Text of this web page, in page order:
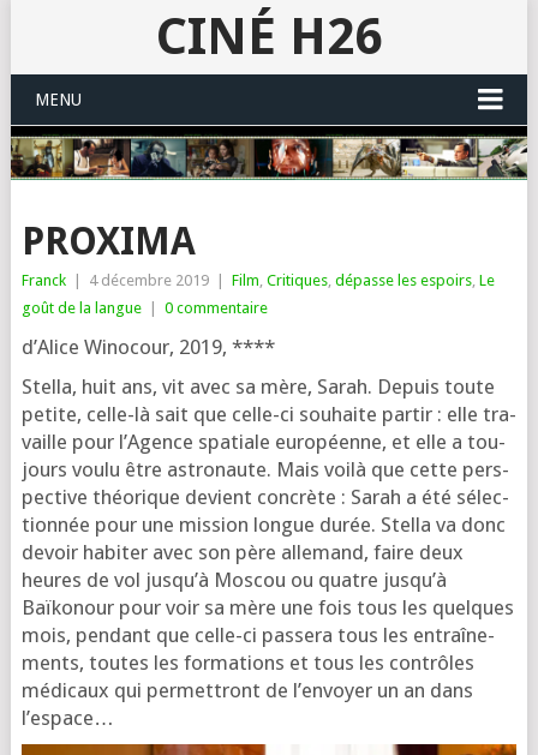
CINÉ H26
MENU
PROXIMA
Franck 4 décembre 2019 Film, Critiques, dépasse les espoirs, Le
goût de la langue
0 commentaire
d’Alice Winocour, 2019, ****
Stella, huit ans, vit avec sa mère, Sarah. Depuis toute
petite, celle-là sait que celle-ci sou­haite par­tir : elle tra­
vaille pour l’Agence spa­tiale euro­péenne, et elle a tou­
jours vou­lu être astro­naute. Mais voi­là que cette pers­
pec­tive théo­rique devient concrète : Sarah a été sélec­
tion­née pour une mis­sion longue durée. Stella va donc
devoir habi­ter avec son père alle­mand, faire deux
heures de vol jus­qu’à Moscou ou quatre jus­qu’à
Baïkonour pour voir sa mère une fois tous les quelques
mois, pen­dant que celle-ci pas­se­ra tous les entraî­ne­
ments, toutes les for­ma­tions et tous les contrôles
médi­caux qui per­met­tront de l’en­voyer un an dans
l’espace…